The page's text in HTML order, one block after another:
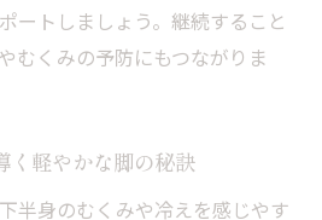
もたらす脚の軽やかさとは
ジで解消される疲労感の正
整体の新しいアプローチを紹
ートしましょう。継続すること
むくみの予防にもつながりま
く軽やかな脚の秘訣
半身のむくみや冷えを感じやす